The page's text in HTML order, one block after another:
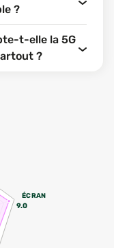
?
t-elle la 5G
?
ÉCRAN
9.0